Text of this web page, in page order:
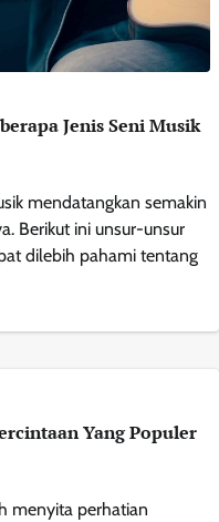
Jenis Seni Musik
mendatangkan semakin
Berikut ini unsur-unsur
dilebih pahami tentang
Yang Populer
menyita perhatian